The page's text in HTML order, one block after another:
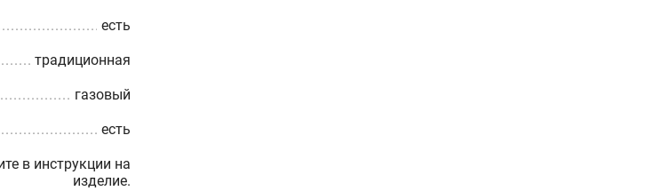
есть
традиционная
газовый
есть
в инструкции на
изделие.